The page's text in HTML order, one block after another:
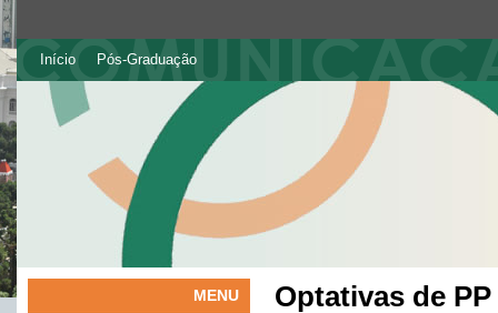
Início Pós-Graduação
MENU Optativas de PP